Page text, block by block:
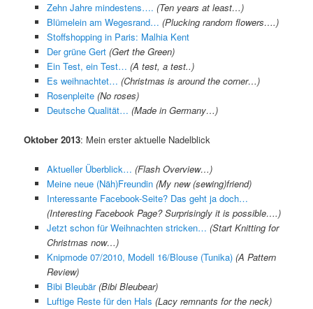
Zehn Jahre mindestens…. (Ten years at least…)
Blümelein am Wegesrand… (Plucking random flowers….)
Stoffshopping in Paris: Malhia Kent
Der grüne Gert (Gert the Green)
Ein Test, ein Test… (A test, a test..)
Es weihnachtet… (Christmas is around the corner…)
Rosenpleite (No roses)
Deutsche Qualität… (Made in Germany…)
Oktober 2013: Mein erster aktuelle Nadelblick
Aktueller Überblick… (Flash Overview…)
Meine neue (Näh)Freundin (My new (sewing)friend)
Interessante Facebook-Seite? Das geht ja doch…
(Interesting Facebook Page? Surprisingly it is possible….)
Jetzt schon für Weihnachten stricken… (Start Knitting for
Christmas now…)
Knipmode 07/2010, Modell 16/Blouse (Tunika) (A Pattern
Review)
Bibi Bleubär (Bibi Bleubear)
Luftige Reste für den Hals (Lacy remnants for the neck)